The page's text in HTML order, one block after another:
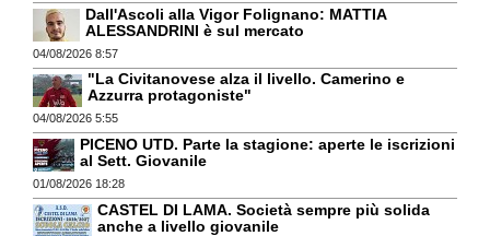
Dall'Ascoli alla Vigor Folignano: MATTIA
ALESSANDRINI è sul mercato
04/08/2026 8:57
"La Civitanovese alza il livello. Camerino e
Azzurra protagoniste"
04/08/2026 5:55
PICENO UTD. Parte la stagione: aperte le iscrizioni
al Sett. Giovanile
01/08/2026 18:28
CASTEL DI LAMA. Società sempre più solida
anche a livello giovanile